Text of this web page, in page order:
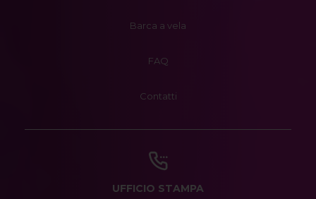
Barca a vela
FAQ
Contatti
UFFICIO STAMPA